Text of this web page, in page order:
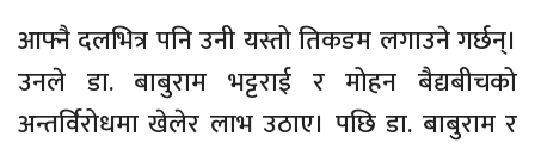
आफ्नै दलभित्र पनि उनी यस्तो तिकडम लगाउने गर्छन्।
उनले डा. बाबुराम भट्टराई र मोहन बैद्यबीचको
अन्तर्विरोधमा खेलेर लाभ उठाए। पछि डा. बाबुराम र